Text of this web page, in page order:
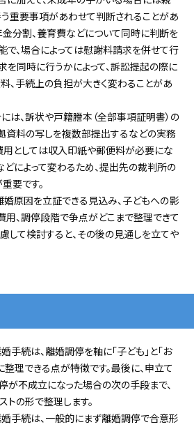
重要事項があわせて判断されることがあ
金分割、養育費などについて同時に判断を
で、場合によっては慰謝料請求を併せて行
を同時に行うかによって、訴訟提起の際に
、手続上の負担が大きく変わることがあ
は、訴状や戸籍謄本（全部事項証明書）の
資料の写しを複数部提出するなどの実務
用としては収入印紙や郵便料が必要にな
どによって変わるため、提出先の裁判所の
要です。
婚原因を立証できる見込み、子どもへの影
用、調停段階で争点がどこまで整理できて
して検討すると、その後の見通しを立てや
続は、離婚調停を軸に「子ども」と「お
理できる点が特徴です。最後に、申立て
が不成立になった場合の次の手段まで、
トの形で整理します。
手続は、一般的にまず離婚調停で合意形